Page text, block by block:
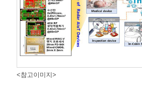
<참고이미지>